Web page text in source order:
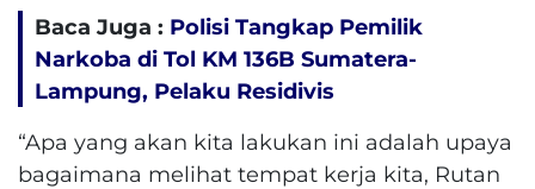
Baca Juga : Polisi Tangkap Pemilik
Narkoba di Tol KM 136B Sumatera-
Lampung, Pelaku Residivis
“Apa yang akan kita lakukan ini adalah upaya
bagaimana melihat tempat kerja kita, Rutan